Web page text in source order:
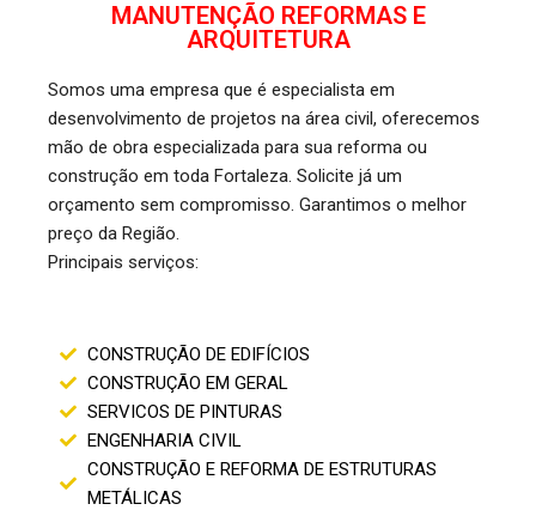
MANUTENÇÃO REFORMAS E
ARQUITETURA
Somos uma empresa que é especialista em
desenvolvimento de projetos na área civil, oferecemos
mão de obra especializada para sua reforma ou
construção em toda Fortaleza. Solicite já um
orçamento sem compromisso. Garantimos o melhor
preço da Região.
Principais serviços:
CONSTRUÇÃO DE EDIFÍCIOS
CONSTRUÇÃO EM GERAL
SERVICOS DE PINTURAS
ENGENHARIA CIVIL
CONSTRUÇÃO E REFORMA DE ESTRUTURAS
METÁLICAS